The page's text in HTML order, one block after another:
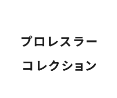
競走馬コレク
KIDSサイズ
プロレスラー
コレクション